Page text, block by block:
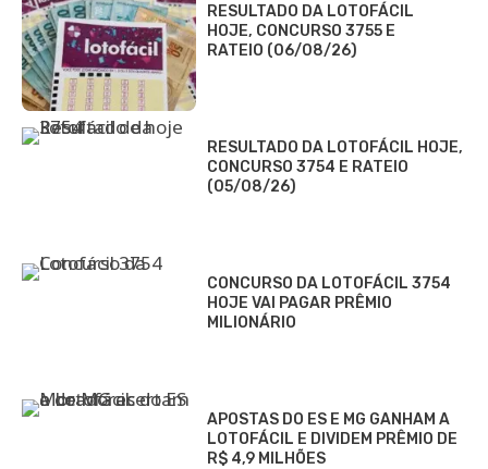
RESULTADO DA LOTOFÁCIL
HOJE, CONCURSO 3755 E
RATEIO (06/08/26)
RESULTADO DA LOTOFÁCIL HOJE,
CONCURSO 3754 E RATEIO
(05/08/26)
CONCURSO DA LOTOFÁCIL 3754
HOJE VAI PAGAR PRÊMIO
MILIONÁRIO
APOSTAS DO ES E MG GANHAM A
LOTOFÁCIL E DIVIDEM PRÊMIO DE
R$ 4,9 MILHÕES